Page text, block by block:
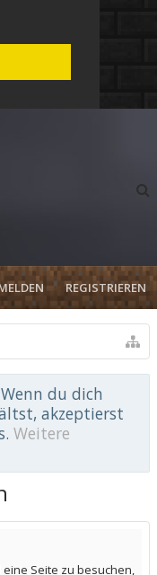
REGISTRIEREN
du dich
akzeptierst
Weitere
Seite zu besuchen,